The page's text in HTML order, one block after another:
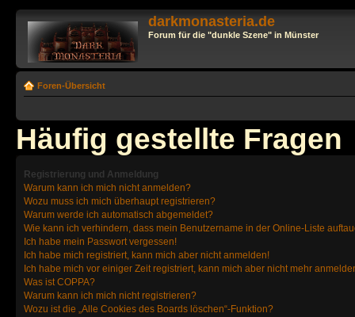
darkmonasteria.de
Forum für die "dunkle Szene" in Münster
Foren-Übersicht
Häufig gestellte Fragen
Registrierung und Anmeldung
Warum kann ich mich nicht anmelden?
Wozu muss ich mich überhaupt registrieren?
Warum werde ich automatisch abgemeldet?
Wie kann ich verhindern, dass mein Benutzername in der Online-Liste
Ich habe mein Passwort vergessen!
Ich habe mich registriert, kann mich aber nicht anmelden!
Ich habe mich vor einiger Zeit registriert, kann mich aber nicht mehr
Was ist COPPA?
Warum kann ich mich nicht registrieren?
Wozu ist die „Alle Cookies des Boards löschen“-Funktion?